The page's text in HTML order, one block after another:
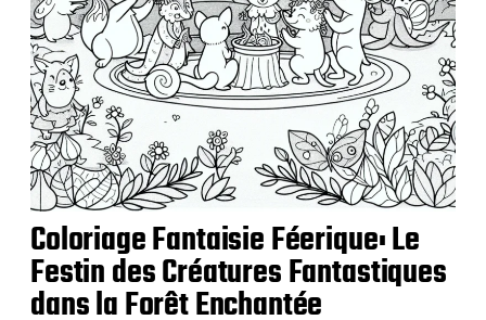
Coloriage Fantaisie Féerique: Le
Festin des Créatures Fantastiques
dans la Forêt Enchantée